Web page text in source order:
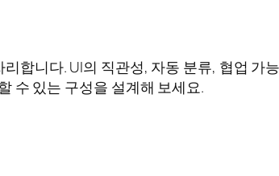
합니다. UI의 직관성, 자동 분류, 협업 가
수 있는 구성을 설계해 보세요.